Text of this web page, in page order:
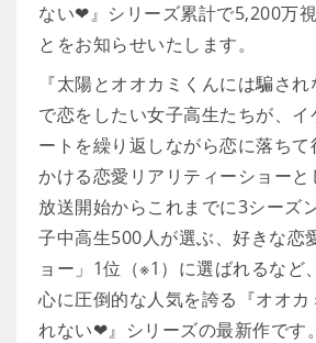
ない❤』シリーズ累計で5,200万
とをお知らせいたします。
『太陽とオオカミくんには騙さ
で恋をしたい女子高生たちが、
ートを繰り返しながら恋に落ち
かける恋愛リアリティーショー
放送開始からこれまでに3シーズ
子中高生500人が選ぶ、好きな恋
ョー」1位（※1）に選ばれるなど
心に圧倒的な人気を誇る『オオカ
れない❤』シリーズの最新作です